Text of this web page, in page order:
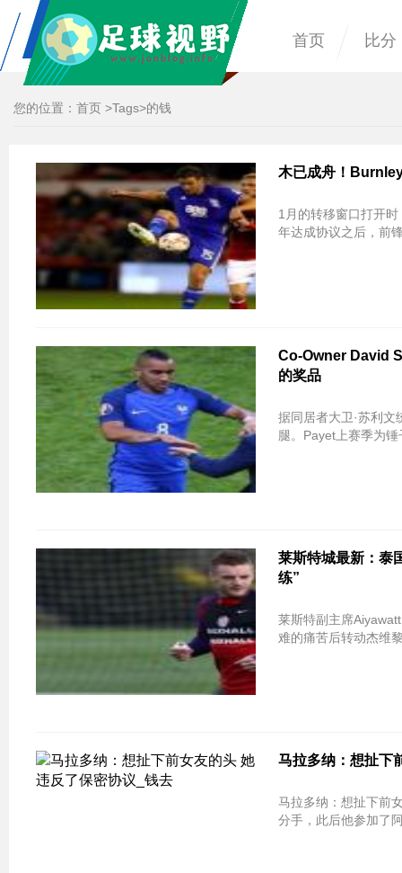
首页 比分
您的位置： 首页 >Tags>的钱
木已成舟！
1月的转移窗口打开
年达成协议之后，前
Co-Owner David
的奖品
据同居者大卫·苏利
腿。Payet上赛季为
莱斯特城最新：泰
练”
莱斯特副主席
难的痛苦后转动杰维
马拉多纳：想扯下
马拉多纳：想扯下前女友的头 她违反
分手，此后他参加了